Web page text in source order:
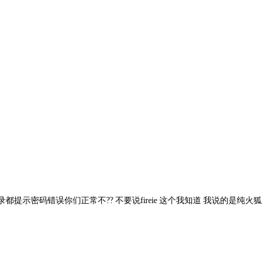
提示密码错误你们正常不?? 不要说fireie 这个我知道 我说的是纯火狐